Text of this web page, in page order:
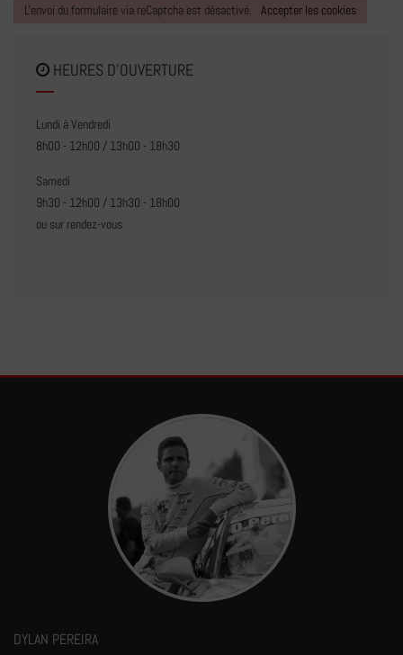
L'envoi du formulaire via reCaptcha est désactivé. Accepter les cookies
HEURES D'OUVERTURE
Lundi à Vendredi
8h00 - 12h00 / 13h00 - 18h30
Samedi
9h30 - 12h00 / 13h30 - 18h00
ou sur rendez-vous
DYLAN PEREIRA